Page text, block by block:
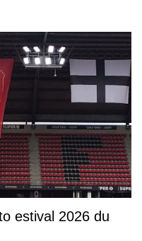
estival 2026 du